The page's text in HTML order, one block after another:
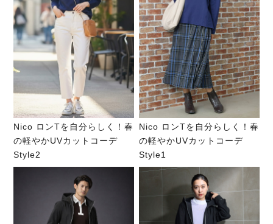
Nico ロンTを自分らしく！春
の軽やかUVカットコーデ
Style2
Nico ロンTを自分らしく！春
の軽やかUVカットコーデ
Style1